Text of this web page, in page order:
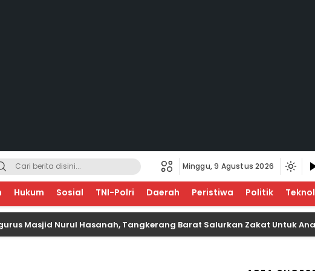
Minggu, 9 Agustus 2026
Hukum Sosial TNI-Polri Daerah Peristiwa Politik
Nurul Hasanah, Tangkerang Barat Salurkan Zakat Untuk Anak